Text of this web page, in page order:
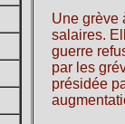
Une grève
salaires.
guerre
par les
présidée